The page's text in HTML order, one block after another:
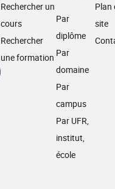
Rechercher un
cours
Rechercher
une formation
Par
diplôme
Par
domaine
Par
campus
Par UFR,
institut,
école
Plan
site